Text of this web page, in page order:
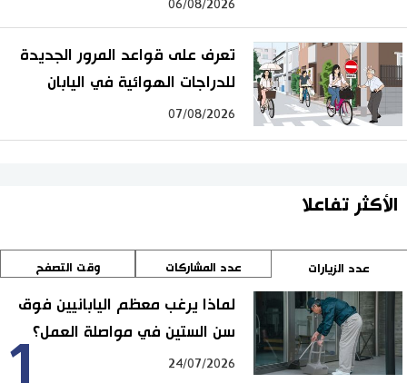
06/08/2026
تعرف على قواعد المرور الجديدة
للدراجات الهوائية في اليابان
07/08/2026
الأكثر تفاعلا
عدد الزيارات عدد المشاركات وقت التصفح
1
لماذا يرغب معظم اليابانيين فوق
سن الستين في مواصلة العمل؟
24/07/2026